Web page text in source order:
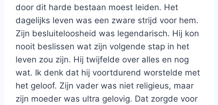
door dit harde bestaan moest leiden. Het
dagelijks leven was een zware strijd voor hem.
Zijn besluiteloosheid was legendarisch. Hij kon
nooit beslissen wat zijn volgende stap in het
leven zou zijn. Hij twijfelde over alles en nog
wat. Ik denk dat hij voortdurend worstelde met
het geloof. Zijn vader was niet religieus, maar
zijn moeder was ultra gelovig. Dat zorgde voor